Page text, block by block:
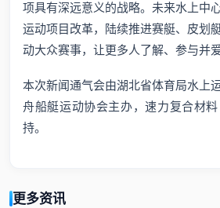
项具有深远意义的战略。未来水上中
运动项目改革，陆续推进赛艇、皮划
动大众赛事，让更多人了解、参与并
本次新闻通气会由湖北省体育局水上
舟船艇运动协会主办，速力复合材
持。
更多资讯